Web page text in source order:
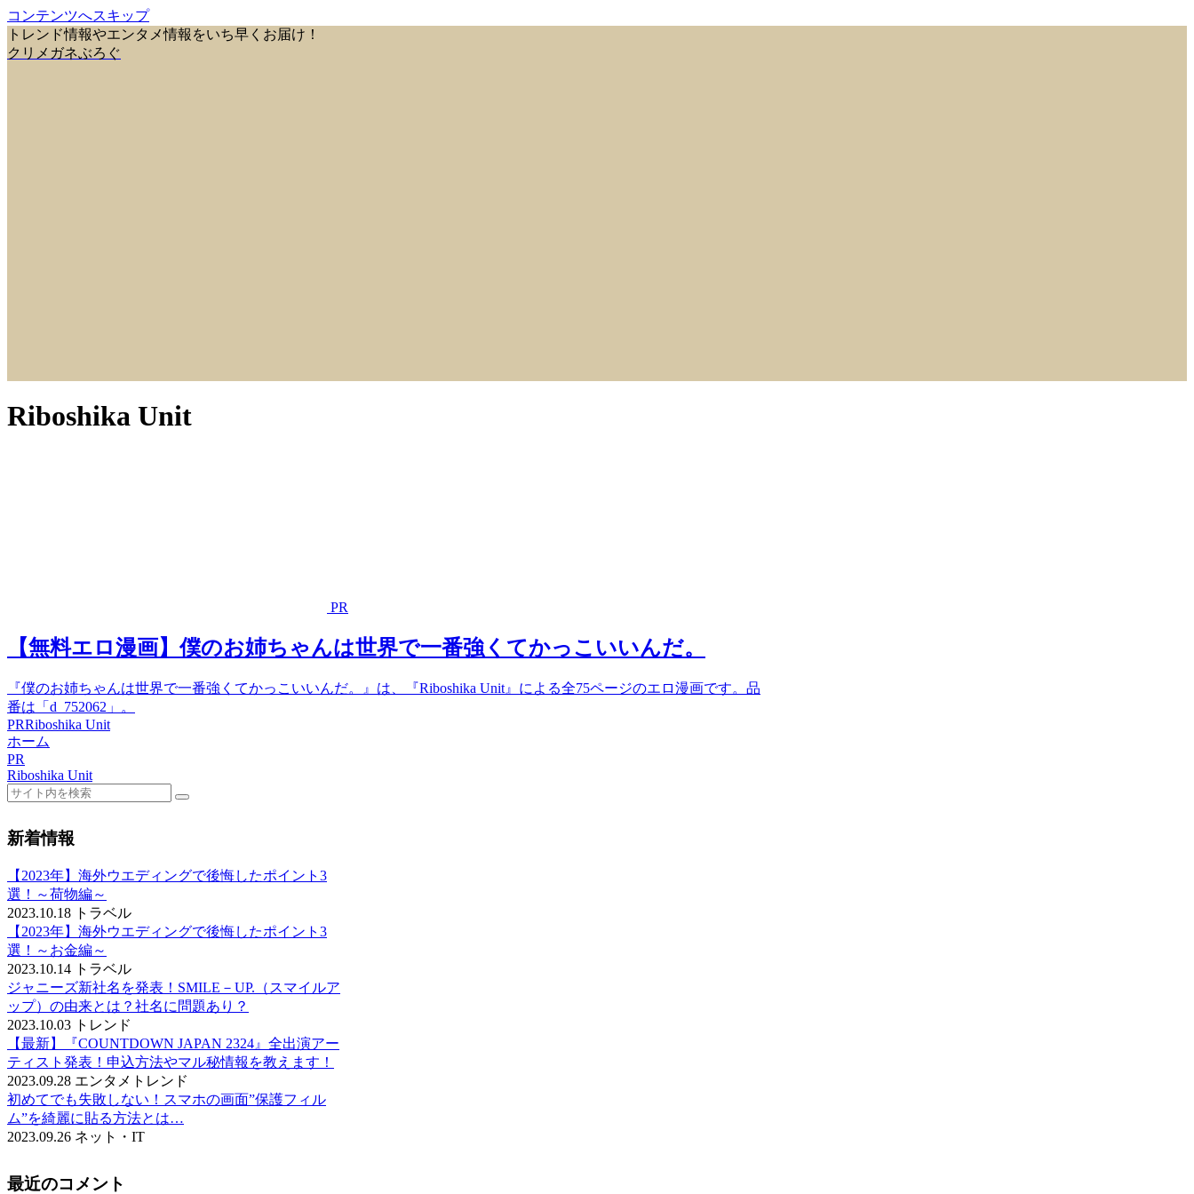
コンテンツへスキップ
トレンド情報やエンタメ情報をいち早くお届け！
クリメガネぶろぐ
Riboshika Unit
PR
【無料エロ漫画】僕のお姉ちゃんは世界で一番強くてかっこいいんだ。
『僕のお姉ちゃんは世界で一番強くてかっこいいんだ。』は、『Riboshika Unit』による全75ページのエロ漫画です。品
番は「d_752062」。
PRRiboshika Unit
ホーム
PR
Riboshika Unit
新着情報
【2023年】海外ウエディングで後悔したポイント3
選！～荷物編～
2023.10.18 トラベル
【2023年】海外ウエディングで後悔したポイント3
選！～お金編～
2023.10.14 トラベル
ジャニーズ新社名を発表！SMILE－UP.（スマイルア
ップ）の由来とは？社名に問題あり？
2023.10.03 トレンド
【最新】『COUNTDOWN JAPAN 2324』全出演アー
ティスト発表！申込方法やマル秘情報を教えます！
2023.09.28 エンタメ トレンド
初めてでも失敗しない！スマホの画面”保護フィル
ム”を綺麗に貼る方法とは…
2023.09.26 ネット・IT
最近のコメント